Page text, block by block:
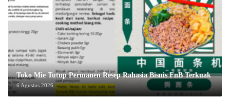
Toko Mie Tutup Permanen Resep Rahasia Bisnis FnB Terkuak
6 Agustus 2026